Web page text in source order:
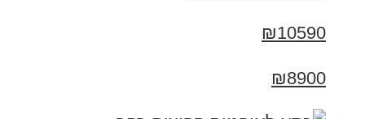
₪10590
₪8900